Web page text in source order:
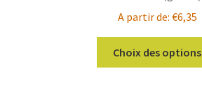
A partir de: €6,35
Choix des options